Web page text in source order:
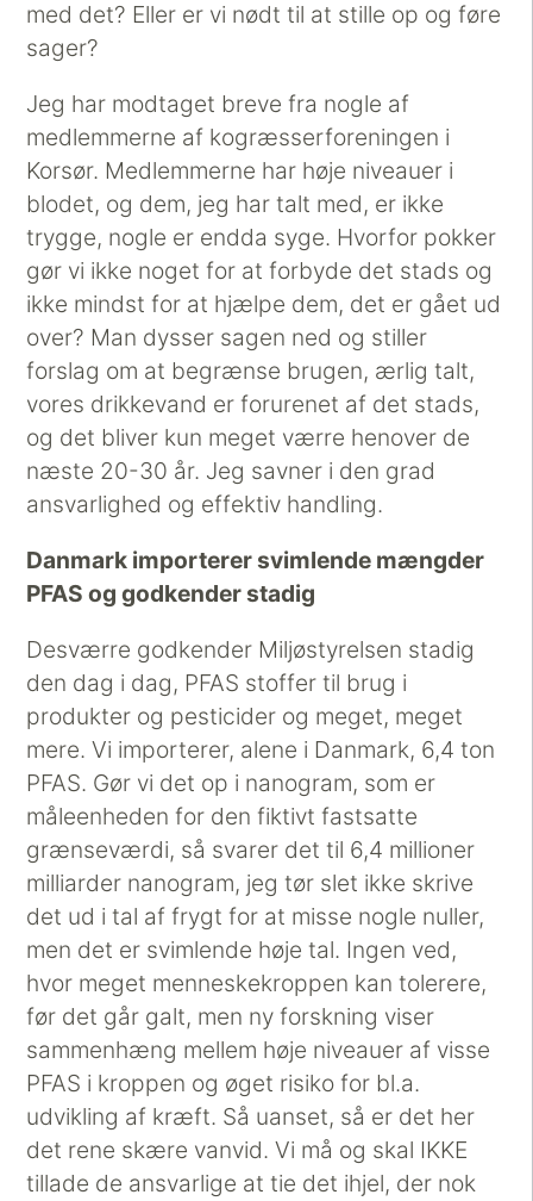
med det? Eller er vi nødt til at stille op og føre
sager?
Jeg har modtaget breve fra nogle af
medlemmerne af kogræsserforeningen i
Korsør. Medlemmerne har høje niveauer i
blodet, og dem, jeg har talt med, er ikke
trygge, nogle er endda syge. Hvorfor pokker
gør vi ikke noget for at forbyde det stads og
ikke mindst for at hjælpe dem, det er gået ud
over? Man dysser sagen ned og stiller
forslag om at begrænse brugen, ærlig talt,
vores drikkevand er forurenet af det stads,
og det bliver kun meget værre henover de
næste 20-30 år. Jeg savner i den grad
ansvarlighed og effektiv handling.
Danmark importerer svimlende mængder
PFAS og godkender stadig
Desværre godkender Miljøstyrelsen stadig
den dag i dag, PFAS stoffer til brug i
produkter og pesticider og meget, meget
mere. Vi importerer, alene i Danmark, 6,4 ton
PFAS. Gør vi det op i nanogram, som er
måleenheden for den fiktivt fastsatte
grænseværdi, så svarer det til 6,4 millioner
milliarder nanogram, jeg tør slet ikke skrive
det ud i tal af frygt for at misse nogle nuller,
men det er svimlende høje tal. Ingen ved,
hvor meget menneskekroppen kan tolerere,
før det går galt, men ny forskning viser
sammenhæng mellem høje niveauer af visse
PFAS i kroppen og øget risiko for bl.a.
udvikling af kræft. Så uanset, så er det her
det rene skære vanvid. Vi må og skal IKKE
tillade de ansvarlige at tie det ihjel, der nok